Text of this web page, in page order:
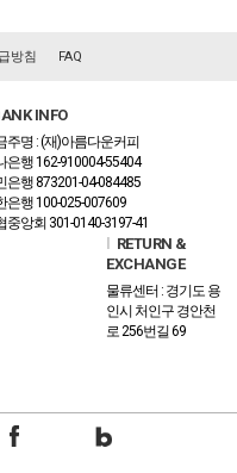
방침 FAQ
INFO
주명 : (재)아름다운커피
은행 162-910004-55404
은행 873201-04-084485
은행 100-025-007609
중앙회 301-0140-3197-41
RETURN &
EXCHANGE
물류센터 : 경기도 용
인시 처인구 경안천
로 256번길 69